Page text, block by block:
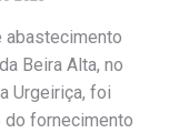
abastecimento
Beira Alta, no
Urgeiriça, foi
do fornecimento